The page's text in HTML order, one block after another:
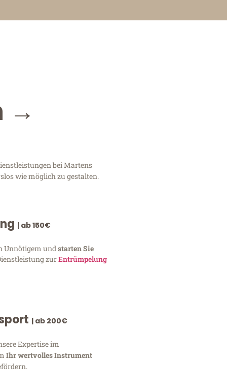
→
bei Martens
wie möglich zu gestalten.
| ab 150€
Unnötigem undstarten Sie
zurEntrümpelung
| ab 200€
Expertise im
Ihr wertvolles Instrument